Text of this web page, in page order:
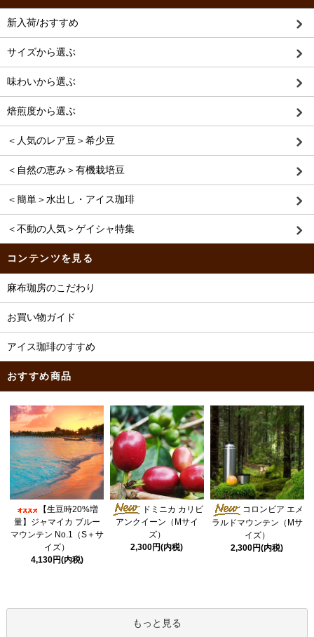
新入荷/おすすめ
サイズから選ぶ
味わいから選ぶ
焙煎度から選ぶ
＜人気のレア豆＞希少豆
＜自然の恵み＞有機栽培豆
＜簡単＞水出し・アイス珈琲
＜不動の人気＞ゲイシャ特集
コンテンツを見る
麻布珈房のこだわり
お買い物ガイド
アイス珈琲のすすめ
おすすめ商品
【生豆時20%増
量】ジャマイカ ブルー
マウンテン No.1（S＋サ
イズ）
4,130円(内税)
ドミニカ カリビ
アンクイーン（Mサイ
ズ）
2,300円(内税)
コロンビア エメ
ラルドマウンテン（Mサ
イズ）
2,300円(内税)
もっと見る